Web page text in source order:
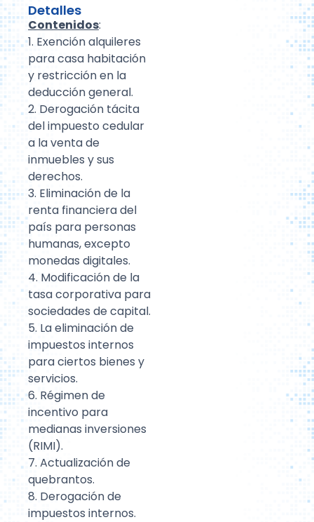
Detalles
Contenidos:
1. Exención alquileres
para casa habitación
y restricción en la
deducción general.
2. Derogación tácita
del impuesto cedular
a la venta de
inmuebles y sus
derechos.
3. Eliminación de la
renta financiera del
país para personas
humanas, excepto
monedas digitales.
4. Modificación de la
tasa corporativa para
sociedades de capital.
5. La eliminación de
impuestos internos
para ciertos bienes y
servicios.
6. Régimen de
incentivo para
medianas inversiones
(RIMI).
7. Actualización de
quebrantos.
8. Derogación de
impuestos internos.